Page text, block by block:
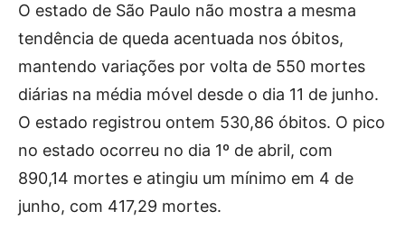
O estado de São Paulo não mostra a mesma
tendência de queda acentuada nos óbitos,
mantendo variações por volta de 550 mortes
diárias na média móvel desde o dia 11 de junho.
O estado registrou ontem 530,86 óbitos. O pico
no estado ocorreu no dia 1º de abril, com
890,14 mortes e atingiu um mínimo em 4 de
junho, com 417,29 mortes.